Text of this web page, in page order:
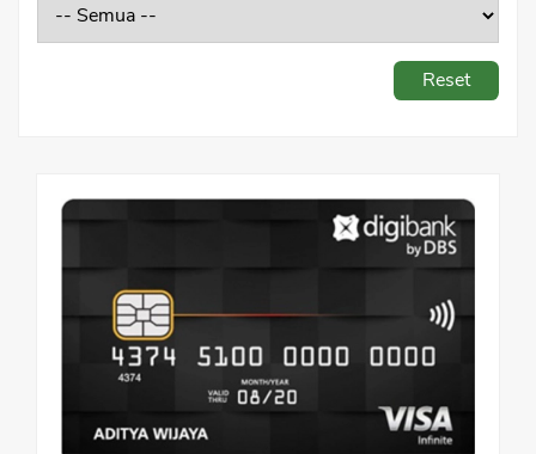
Sekuritas Saham
Exchange
Asuransi Jiwa
Asuransi Kesehatan
Asuransi Syariah
Reset